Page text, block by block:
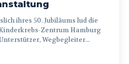
Zentrum Hamburg
Wegbegleiter...